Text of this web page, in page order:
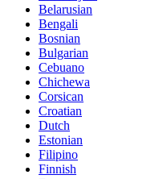
Belarusian
Bengali
Bosnian
Bulgarian
Cebuano
Chichewa
Corsican
Croatian
Dutch
Estonian
Filipino
Finnish